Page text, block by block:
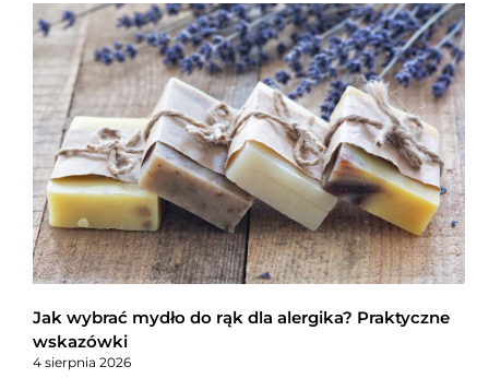
Jak wybrać mydło do rąk dla alergika? Praktyczne
wskazówki
4 sierpnia 2026